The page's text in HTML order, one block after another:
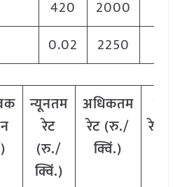
420 2000
0.02 2250
न्यूनतम
रेट
(रु./
क्विं.)
अधिकतम
रेट (रु./
क्विं.)
रेट